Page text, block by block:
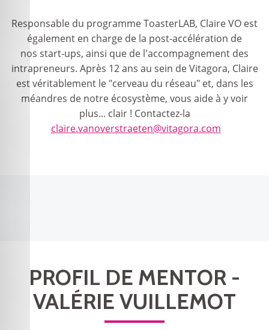
Responsable du programme ToasterLAB, Claire VO est
également en charge de la post-accélération de
nos start-ups, ainsi que de l'accompagnement des
intrapreneurs. Après 12 ans au sein de Vitagora, Claire
est véritablement le "cerveau du réseau" et, dans les
méandres de notre écosystème, vous aide à y voir
plus... clair ! Contactez-la
claire.vanoverstraeten@vitagora.com
PROFIL DE MENTOR -
VALÉRIE VUILLEMOT